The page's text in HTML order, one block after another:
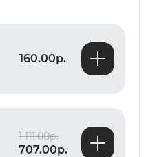
160.00р.
1 111.00р.
707.00р.